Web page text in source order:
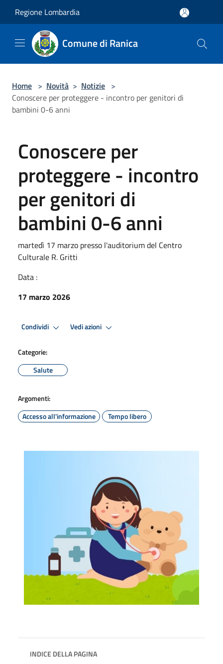
Regione Lombardia
Comune di Ranica
Home > Novità > Notizie >
Conoscere per proteggere - incontro per genitori di
bambini 0-6 anni
Conoscere per
proteggere - incontro
per genitori di
bambini 0-6 anni
martedì 17 marzo presso l'auditorium del Centro
Culturale R. Gritti
Data :
17 marzo 2026
Condividi Vedi azioni
Categorie:
Salute
Argomenti:
Accesso all'informazione
Tempo libero
INDICE DELLA PAGINA